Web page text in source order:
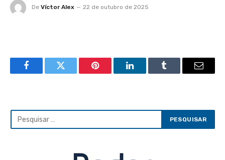
De Víctor Alex 22 de outubro de 2025
FacebookTwitter Pinterest LinkedInTumblr Email